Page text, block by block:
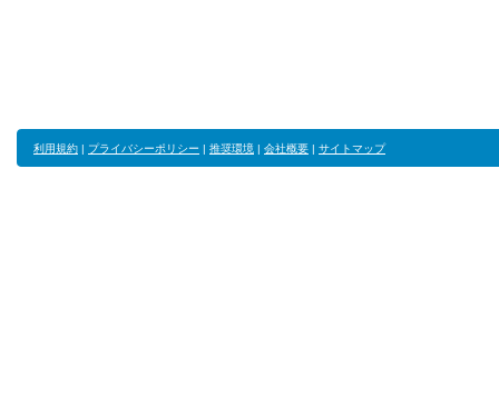
利用規約 | プライバシーポリシー | 推奨環境 | 会社概要 | サイトマップ